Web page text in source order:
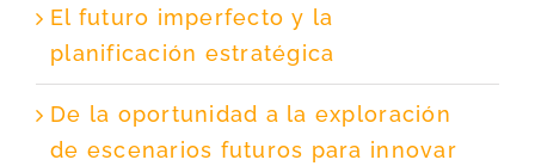
El futuro imperfecto y la
planificación estratégica
De la oportunidad a la exploración
de escenarios futuros para innovar